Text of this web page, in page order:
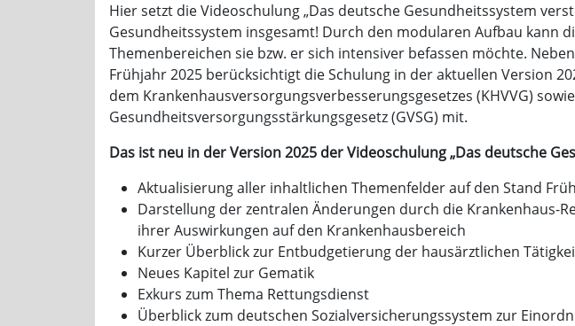
Hier setzt die Videoschulung „Das deutsche Gesundheitssystem
Gesundheitssystem insgesamt! Durch den modularen Aufbau kann
Themenbereichen sie bzw. er sich intensiver befassen möchte.
Frühjahr 2025 berücksichtigt die Schulung in der aktuellen Version
dem Krankenhausversorgungsverbesserungsgesetzes (KHVVG)
Gesundheitsversorgungsstärkungsgesetz (GVSG) mit.
Das ist neu in der Version 2025 der Videoschulung „Das deutsche
Aktualisierung aller inhaltlichen Themenfelder auf den Stand
Darstellung der zentralen Änderungen durch die Krankenhaus-
ihrer Auswirkungen auf den Krankenhausbereich
Kurzer Überblick zur Entbudgetierung der hausärztlichen
Neues Kapitel zur Gematik
Exkurs zum Thema Rettungsdienst
Überblick zum deutschen Sozialversicherungssystem zur